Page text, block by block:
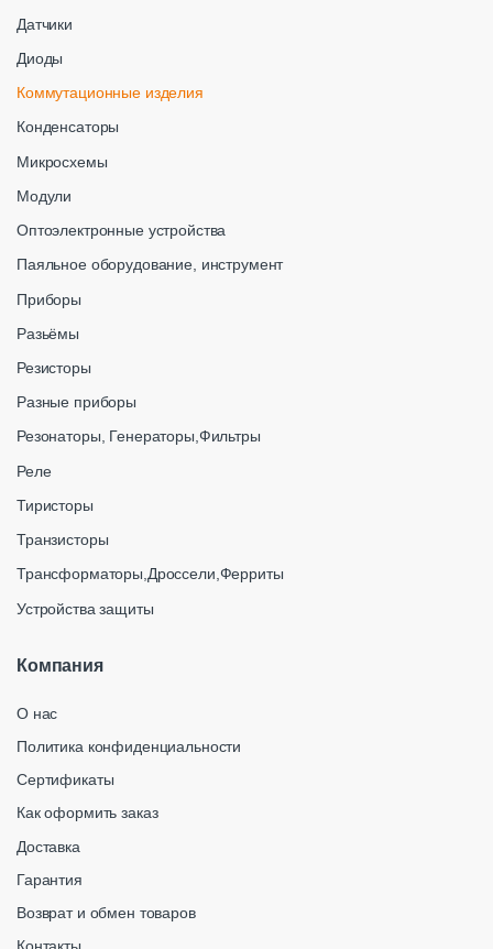
Датчики
Диоды
Коммутационные изделия
Конденсаторы
Микросхемы
Модули
Оптоэлектронные устройства
Паяльное оборудование, инструмент
Приборы
Разьёмы
Резисторы
Разные приборы
Резонаторы, Генераторы,Фильтры
Реле
Тиристоры
Транзисторы
Трансформаторы,Дроссели,Ферриты
Устройства защиты
Компания
О нас
Политика конфиденциальности
Сертификаты
Как оформить заказ
Доставка
Гарантия
Возврат и обмен товаров